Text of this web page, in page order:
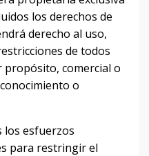
los derechos de
derecho al uso,
de todos
propósito, comercial o
o
los esfuerzos
para restringir el